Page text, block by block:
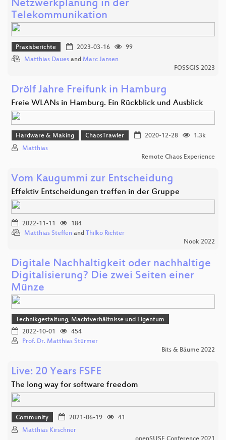
Netzwerkplanung in der
Telekommunikation
Praxisberichte 2023-03-16
99
Matthias Daues and Marc Jansen
FOSSGIS 2023
Drölf Jahre Freifunk in Hamburg
Freie WLANs in Hamburg. Ein Rückblick und Ausblick
Hardware & Making ChaosTrawler 2020-12-28
1.3k
Matthias
Remote Chaos Experience
Vom Kaugummi zur Entscheidung
Effektiv Entscheidungen treffen in der Gruppe
2022-11-11
184
Matthias Steffen and Thilko Richter
Nook 2022
Digitale Nachhaltigkeit oder nachhaltige
Digitalisierung? Die zwei Seiten einer
Münze
Technikgestaltung, Machtverhältnisse und Eigentum
2022-10-01
454
Prof. Dr. Matthias Stürmer
Bits & Bäume 2022
Live: 20 Years FSFE
The long way for software freedom
Community 2021-06-19
41
Matthias Kirschner